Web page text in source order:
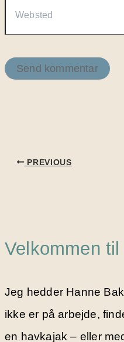
PREVIOUS
Velkommen
Jeg hedder Hanne
ikke er på arbejde,
en havkajak – eller